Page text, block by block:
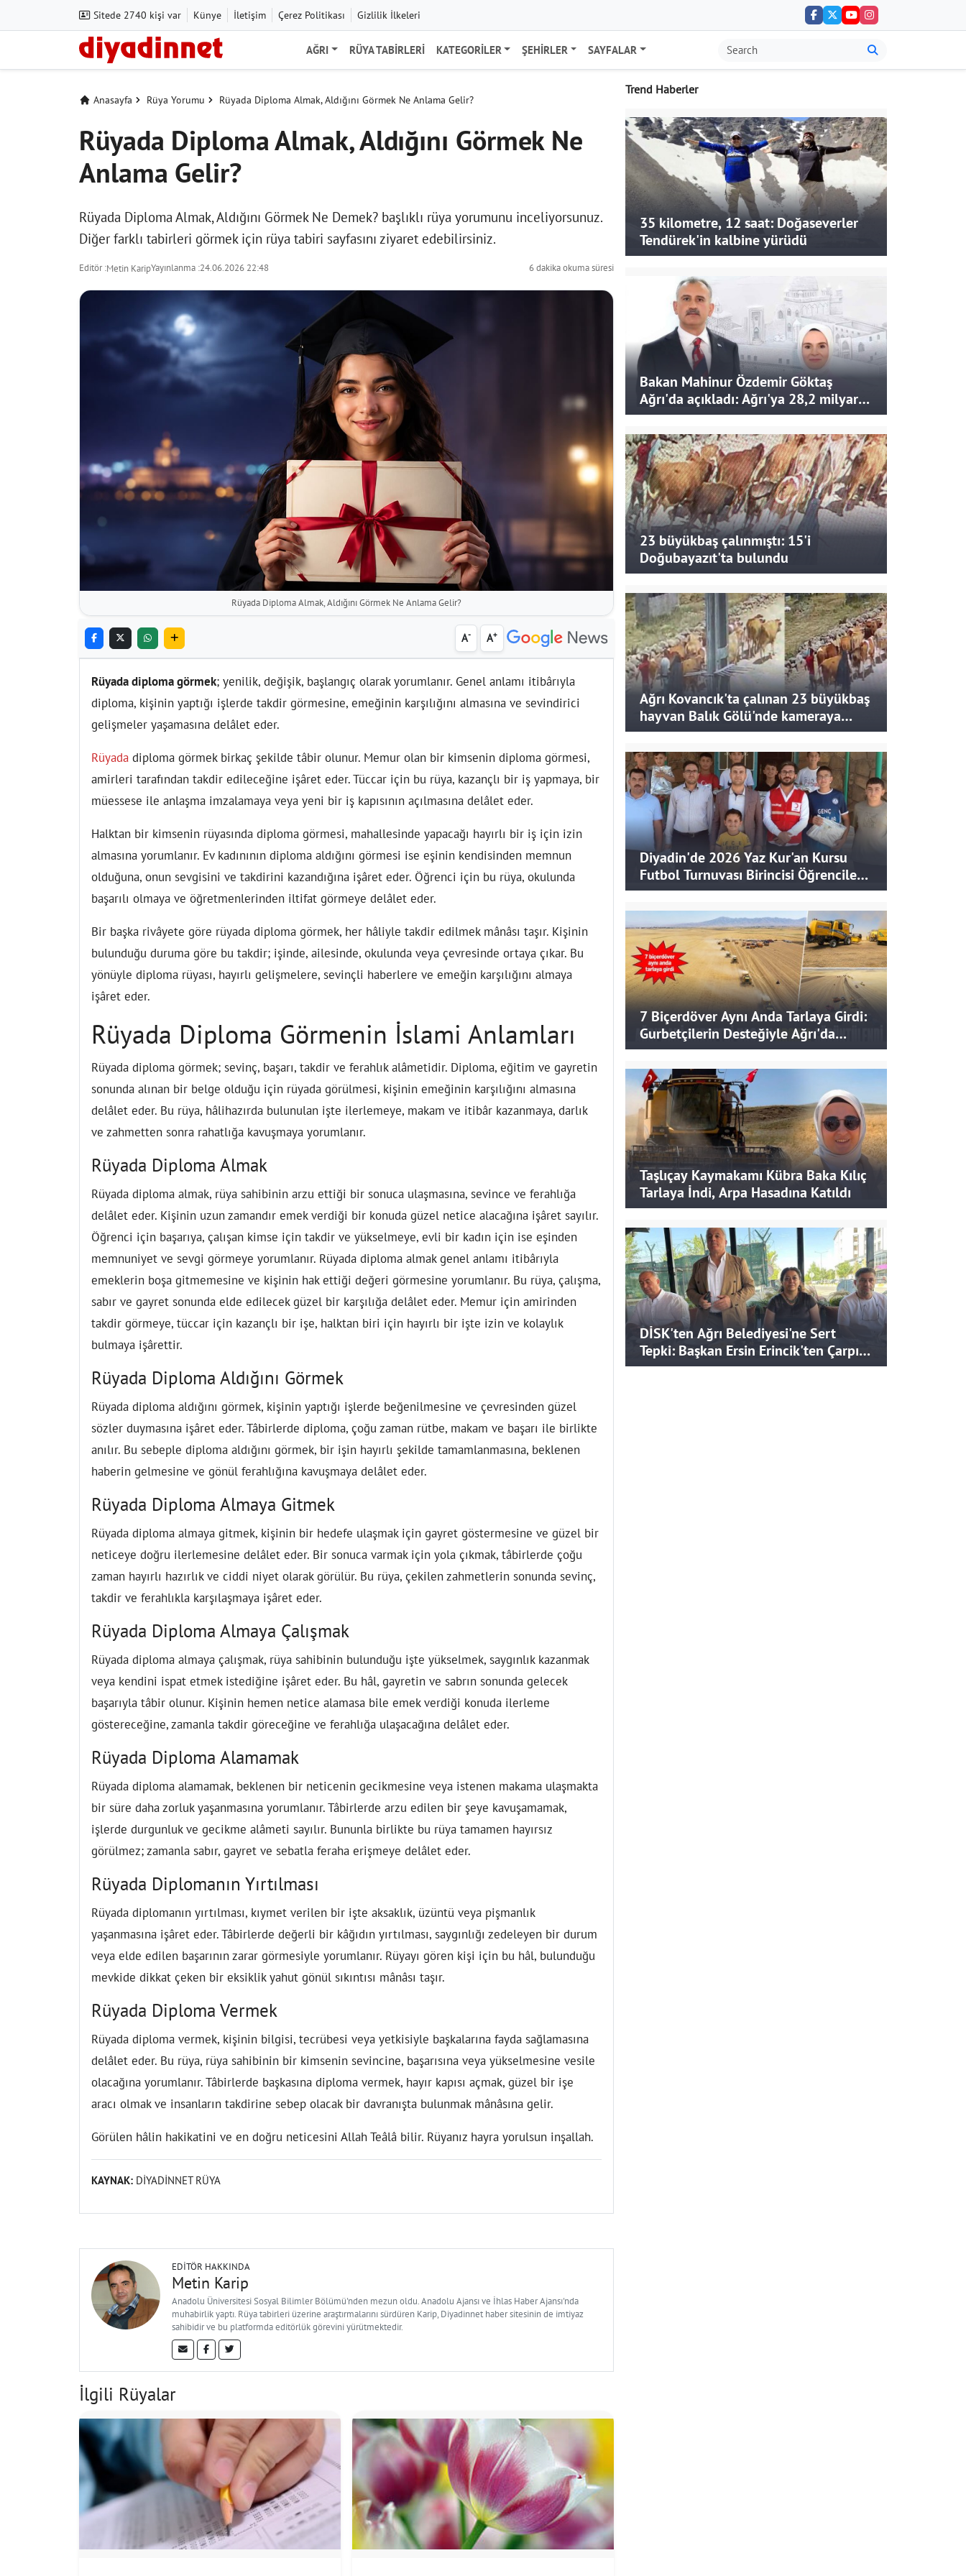
Sitede 2740 kişi var Künye İletişim Çerez Politikası Gizlilik İlkeleri
AĞRI RÜYA TABIRLERI KATEGORILER ŞEHIRLER SAYFALAR
Anasayfa Rüya Yorumu Rüyada Diploma Almak, Aldığını Görmek Ne Anlama Gelir?
Rüyada Diploma Almak, Aldığını Görmek Ne
Anlama Gelir?
Rüyada Diploma Almak, Aldığını Görmek Ne Demek? başlıklı rüya yorumunu inceliyorsunuz.
Diğer farklı tabirleri görmek için rüya tabiri sayfasını ziyaret edebilirsiniz.
Editör :Metin KaripYayınlanma :24.06.2026 22:48 6 dakika okuma süresi
Rüyada Diploma Almak, Aldığını Görmek Ne Anlama Gelir?
A- A+
Rüyada diploma görmek; yenilik, değişik, başlangıç olarak yorumlanır. Genel anlamı itibârıyla
diploma, kişinin yaptığı işlerde takdir görmesine, emeğinin karşılığını almasına ve sevindirici
gelişmeler yaşamasına delâlet eder.
Rüyada diploma görmek birkaç şekilde tâbir olunur. Memur olan bir kimsenin diploma görmesi,
amirleri tarafından takdir edileceğine işâret eder. Tüccar için bu rüya, kazançlı bir iş yapmaya, bir
müessese ile anlaşma imzalamaya veya yeni bir iş kapısının açılmasına delâlet eder.
Halktan bir kimsenin rüyasında diploma görmesi, mahallesinde yapacağı hayırlı bir iş için izin
almasına yorumlanır. Ev kadınının diploma aldığını görmesi ise eşinin kendisinden memnun
olduğuna, onun sevgisini ve takdirini kazandığına işâret eder. Öğrenci için bu rüya, okulunda
başarılı olmaya ve öğretmenlerinden iltifat görmeye delâlet eder.
Bir başka rivâyete göre rüyada diploma görmek, her hâliyle takdir edilmek mânâsı taşır. Kişinin
bulunduğu duruma göre bu takdir; işinde, ailesinde, okulunda veya çevresinde ortaya çıkar. Bu
yönüyle diploma rüyası, hayırlı gelişmelere, sevinçli haberlere ve emeğin karşılığını almaya
işâret eder.
Rüyada Diploma Görmenin İslami Anlamları
Rüyada diploma görmek; sevinç, başarı, takdir ve ferahlık alâmetidir. Diploma, eğitim ve gayretin
sonunda alınan bir belge olduğu için rüyada görülmesi, kişinin emeğinin karşılığını almasına
delâlet eder. Bu rüya, hâlihazırda bulunulan işte ilerlemeye, makam ve itibâr kazanmaya, darlık
ve zahmetten sonra rahatlığa kavuşmaya yorumlanır.
Rüyada Diploma Almak
Rüyada diploma almak, rüya sahibinin arzu ettiği bir sonuca ulaşmasına, sevince ve ferahlığa
delâlet eder. Kişinin uzun zamandır emek verdiği bir konuda güzel netice alacağına işâret sayılır.
Öğrenci için başarıya, çalışan kimse için takdir ve yükselmeye, evli bir kadın için ise eşinden
memnuniyet ve sevgi görmeye yorumlanır. Rüyada diploma almak genel anlamı itibârıyla
emeklerin boşa gitmemesine ve kişinin hak ettiği değeri görmesine yorumlanır. Bu rüya, çalışma,
sabır ve gayret sonunda elde edilecek güzel bir karşılığa delâlet eder. Memur için amirinden
takdir görmeye, tüccar için kazançlı bir işe, halktan biri için hayırlı bir işte izin ve kolaylık
bulmaya işârettir.
Rüyada Diploma Aldığını Görmek
Rüyada diploma aldığını görmek, kişinin yaptığı işlerde beğenilmesine ve çevresinden güzel
sözler duymasına işâret eder. Tâbirlerde diploma, çoğu zaman rütbe, makam ve başarı ile birlikte
anılır. Bu sebeple diploma aldığını görmek, bir işin hayırlı şekilde tamamlanmasına, beklenen
haberin gelmesine ve gönül ferahlığına kavuşmaya delâlet eder.
Rüyada Diploma Almaya Gitmek
Rüyada diploma almaya gitmek, kişinin bir hedefe ulaşmak için gayret göstermesine ve güzel bir
neticeye doğru ilerlemesine delâlet eder. Bir sonuca varmak için yola çıkmak, tâbirlerde çoğu
zaman hayırlı hazırlık ve ciddi niyet olarak görülür. Bu rüya, çekilen zahmetlerin sonunda sevinç,
takdir ve ferahlıkla karşılaşmaya işâret eder.
Rüyada Diploma Almaya Çalışmak
Rüyada diploma almaya çalışmak, rüya sahibinin bulunduğu işte yükselmek, saygınlık kazanmak
veya kendini ispat etmek istediğine işâret eder. Bu hâl, gayretin ve sabrın sonunda gelecek
başarıyla tâbir olunur. Kişinin hemen netice alamasa bile emek verdiği konuda ilerleme
göstereceğine, zamanla takdir göreceğine ve ferahlığa ulaşacağına delâlet eder.
Rüyada Diploma Alamamak
Rüyada diploma alamamak, beklenen bir neticenin gecikmesine veya istenen makama ulaşmakta
bir süre daha zorluk yaşanmasına yorumlanır. Tâbirlerde arzu edilen bir şeye kavuşamamak,
işlerde durgunluk ve gecikme alâmeti sayılır. Bununla birlikte bu rüya tamamen hayırsız
görülmez; zamanla sabır, gayret ve sebatla feraha erişmeye delâlet eder.
Rüyada Diplomanın Yırtılması
Rüyada diplomanın yırtılması, kıymet verilen bir işte aksaklık, üzüntü veya pişmanlık
yaşanmasına işâret eder. Tâbirlerde değerli bir kâğıdın yırtılması, saygınlığı zedeleyen bir durum
veya elde edilen başarının zarar görmesiyle yorumlanır. Rüyayı gören kişi için bu hâl, bulunduğu
mevkide dikkat çeken bir eksiklik yahut gönül sıkıntısı mânâsı taşır.
Rüyada Diploma Vermek
Rüyada diploma vermek, kişinin bilgisi, tecrübesi veya yetkisiyle başkalarına fayda sağlamasına
delâlet eder. Bu rüya, rüya sahibinin bir kimsenin sevincine, başarısına veya yükselmesine vesile
olacağına yorumlanır. Tâbirlerde başkasına diploma vermek, hayır kapısı açmak, güzel bir işe
aracı olmak ve insanların takdirine sebep olacak bir davranışta bulunmak mânâsına gelir.
Görülen hâlin hakikatini ve en doğru neticesini Allah Teâlâ bilir. Rüyanız hayra yorulsun inşallah.
KAYNAK: DİYADİNNET RÜYA
EDITÖR HAKKINDA
Metin Karip
Anadolu Üniversitesi Sosyal Bilimler Bölümü'nden mezun oldu. Anadolu Ajansı ve İhlas Haber Ajansı'nda
muhabirlik yaptı. Rüya tabirleri üzerine araştırmalarını sürdüren Karip, Diyadinnet haber sitesinin de imtiyaz
sahibidir ve bu platformda editörlük görevini yürütmektedir.
İlgili Rüyalar
Trend Haberler
35 kilometre, 12 saat: Doğaseverler
Tendürek'in kalbine yürüdü
Bakan Mahinur Özdemir Göktaş
Ağrı'da açıkladı: Ağrı'ya 28,2 milyar
liralık yatırım ve destek sağlandı
23 büyükbaş çalınmıştı: 15'i
Doğubayazıt'ta bulundu
Ağrı Kovancık'ta çalınan 23 büyükbaş
hayvan Balık Gölü'nde kameraya
takıldı
Diyadin'de 2026 Yaz Kur'an Kursu
Futbol Turnuvası Birincisi Öğrencilere
Hediye
7 Biçerdöver Aynı Anda Tarlaya Girdi:
Gurbetçilerin Desteğiyle Ağrı'da
Bereketli Hasat
Taşlıçay Kaymakamı Kübra Baka Kılıç
Tarlaya İndi, Arpa Hasadına Katıldı
DİSK'ten Ağrı Belediyesi'ne Sert
Tepki: Başkan Ersin Erincik'ten Çarpıcı
İddialar